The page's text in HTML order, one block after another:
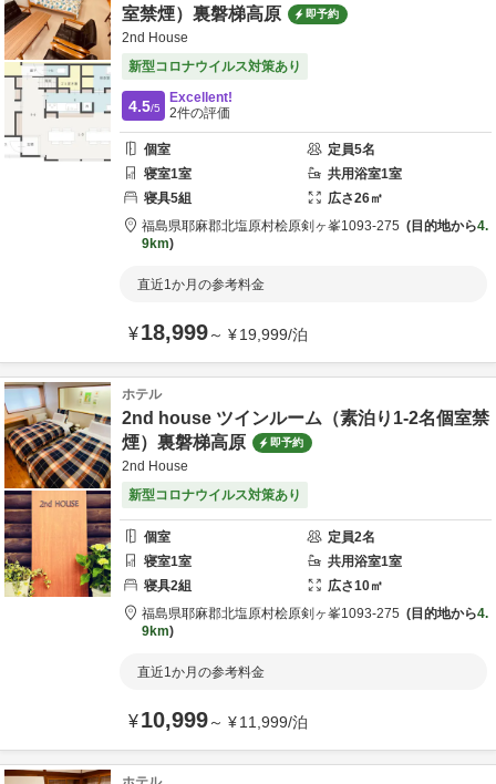
室禁煙）裏磐梯高原
即予約
2nd House
新型コロナウイルス対策あり
4.5/5
Excellent!
2件の評価
個室 定員5名
寝室1室 共用浴室1室
寝具5組 広さ26㎡
福島県耶麻郡北塩原村桧原剣ヶ峯1093-275 目的地から4.
9km
直近1か月の参考料金
¥18,999～ ¥19,999/泊
ホテル
2nd house ツインルーム（素泊り1-2名個室禁
煙）裏磐梯高原
即予約
2nd House
新型コロナウイルス対策あり
個室 定員2名
寝室1室 共用浴室1室
寝具2組 広さ10㎡
福島県耶麻郡北塩原村桧原剣ヶ峯1093-275 目的地から4.
9km
直近1か月の参考料金
¥10,999～ ¥11,999/泊